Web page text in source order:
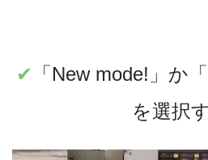
✔︎ 「New mode!」か
を選択